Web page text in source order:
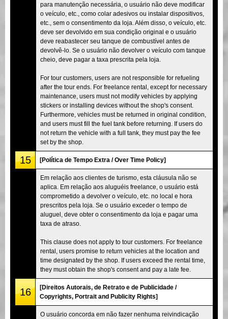
para manutenção necessária, o usuário não deve modificar
o veículo, etc., como colar adesivos ou instalar dispositivos,
etc., sem o consentimento da loja. Além disso, o veículo, etc.
deve ser devolvido em sua condição original e o usuário
deve reabastecer seu tanque de combustível antes de
devolvê-lo. Se o usuário não devolver o veículo com tanque
cheio, deve pagar a taxa prescrita pela loja.
For tour customers, users are not responsible for refueling
after the tour ends. For freelance rental, except for necessary
maintenance, users must not modify vehicles by applying
stickers or installing devices without the shop's consent.
Furthermore, vehicles must be returned in original condition,
and users must fill the fuel tank before returning. If users do
not return the vehicle with a full tank, they must pay the fee
set by the shop.
15 [Política de Tempo Extra / Over Time Policy]
Em relação aos clientes de turismo, esta cláusula não se
aplica. Em relação aos aluguéis freelance, o usuário está
comprometido a devolver o veículo, etc. no local e hora
prescritos pela loja. Se o usuário exceder o tempo de
aluguel, deve obter o consentimento da loja e pagar uma
taxa de atraso.
This clause does not apply to tour customers. For freelance
rental, users promise to return vehicles at the location and
time designated by the shop. If users exceed the rental time,
they must obtain the shop's consent and pay a late fee.
16
[Direitos Autorais, de Retrato e de Publicidade /
Copyrights, Portrait and Publicity Rights]
O usuário concorda em não fazer nenhuma reivindicação